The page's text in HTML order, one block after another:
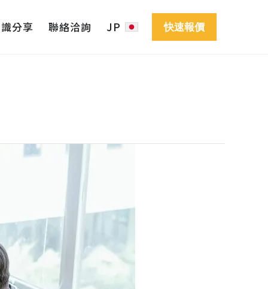
分享 聯絡洽詢 JP 快速報價